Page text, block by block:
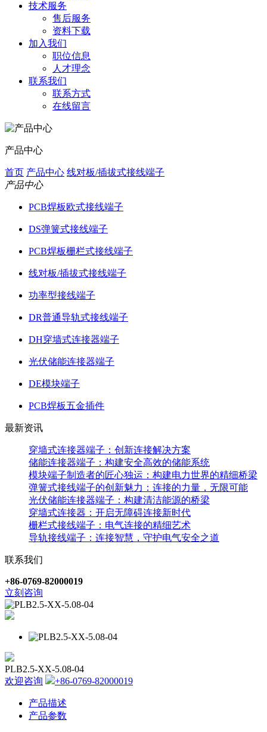
技术服务
售后服务
资料下载
加入我们
职位信息
人才理念
联系我们
联系方式
在线留言
产品中心
首页 产品中心 线对板/插拔式接线端子
产品中心
PCB焊板欧式接线端子
DS弹簧式接线端子
PCB焊板栅栏式接线端子
线对板/插拔式接线端子
功率型接线端子
DR普通导轨式接线端子
DH穿墙式连接器端子
光伏储能连接器端子
DE模块端子
PCB焊板五金插件
最新资讯
穿墙式连接器端子：创新连接解决方案
储能连接器端子：构建安全高效的储能系统
模块端子制造者的匠心独运：构建电力世界的精细桥梁
弹簧式接线端子的创新魅力：连接的力量，无限可能
光伏储能连接器端子：构建清洁能源的桥梁
穿墙式连接器：开启无障碍连接新时代
栅栏式接线端子：电气连接的精细艺术
导轨接线端子：连接智慧，守护电气安全之道
联系我们
+86-0769-82000019
立刻咨询
PLB2.5-XX-5.08-04
欢迎咨询
+86-0769-82000019
产品描述
产品参数